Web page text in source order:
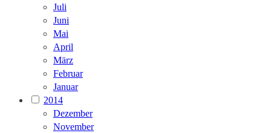
Juli
Juni
Mai
April
März
Februar
Januar
2014
Dezember
November